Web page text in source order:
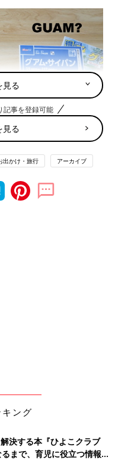
のサポートを受けられる
見る
記事を登録可能
見る
出かけ・旅行 アーカイブ
ング
決する本『ひよこクラブ
まで、育児に役立つ情報が